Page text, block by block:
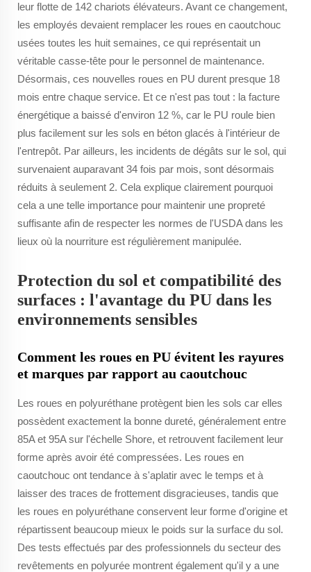
leur flotte de 142 chariots élévateurs. Avant ce changement,
les employés devaient remplacer les roues en caoutchouc
usées toutes les huit semaines, ce qui représentait un
véritable casse-tête pour le personnel de maintenance.
Désormais, ces nouvelles roues en PU durent presque 18
mois entre chaque service. Et ce n'est pas tout : la facture
énergétique a baissé d'environ 12 %, car le PU roule bien
plus facilement sur les sols en béton glacés à l'intérieur de
l'entrepôt. Par ailleurs, les incidents de dégâts sur le sol, qui
survenaient auparavant 34 fois par mois, sont désormais
réduits à seulement 2. Cela explique clairement pourquoi
cela a une telle importance pour maintenir une propreté
suffisante afin de respecter les normes de l'USDA dans les
lieux où la nourriture est régulièrement manipulée.
Protection du sol et compatibilité des
surfaces : l'avantage du PU dans les
environnements sensibles
Comment les roues en PU évitent les rayures
et marques par rapport au caoutchouc
Les roues en polyuréthane protègent bien les sols car elles
possèdent exactement la bonne dureté, généralement entre
85A et 95A sur l'échelle Shore, et retrouvent facilement leur
forme après avoir été compressées. Les roues en
caoutchouc ont tendance à s'aplatir avec le temps et à
laisser des traces de frottement disgracieuses, tandis que
les roues en polyuréthane conservent leur forme d'origine et
répartissent beaucoup mieux le poids sur la surface du sol.
Des tests effectués par des professionnels du secteur des
revêtements en polyurée montrent également qu'il y a une